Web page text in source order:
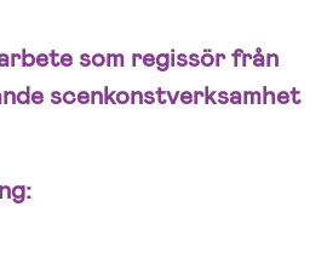
som regissör från
scenkonstverksamhet